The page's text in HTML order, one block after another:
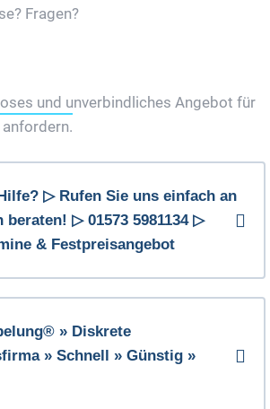
Fragen?
und unverbindliches Angebot für
▷ Rufen Sie uns einfach an
beraten! ▷ 01573 5981134 ▷
& Festpreisangebot
» Diskrete
» Schnell » Günstig »